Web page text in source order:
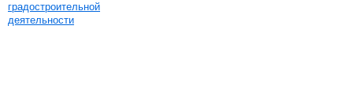
градостроительной
деятельности